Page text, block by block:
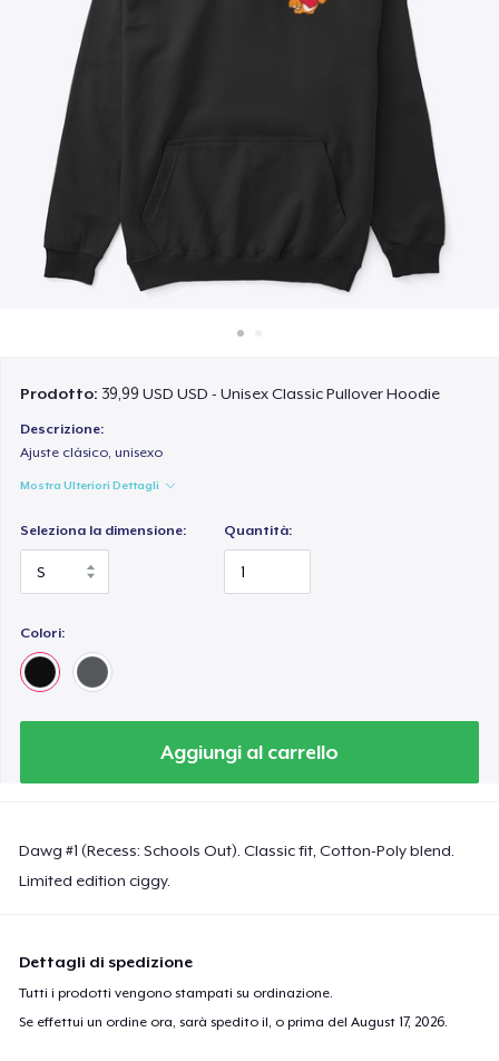
Prodotto: 39,99 USD USD - Unisex Classic Pullover Hoodie
Descrizione:
Ajuste clásico, unisexo
Mostra Ulteriori Dettagli
Seleziona la dimensione: Quantità:
Colori:
Aggiungi al carrello
Dawg #1 (Recess: Schools Out). Classic fit, Cotton-Poly blend.
Limited edition ciggy.
Dettagli di spedizione
Tutti i prodotti vengono stampati su ordinazione.
Se effettui un ordine ora, sarà spedito il, o prima delAugust 17, 2026